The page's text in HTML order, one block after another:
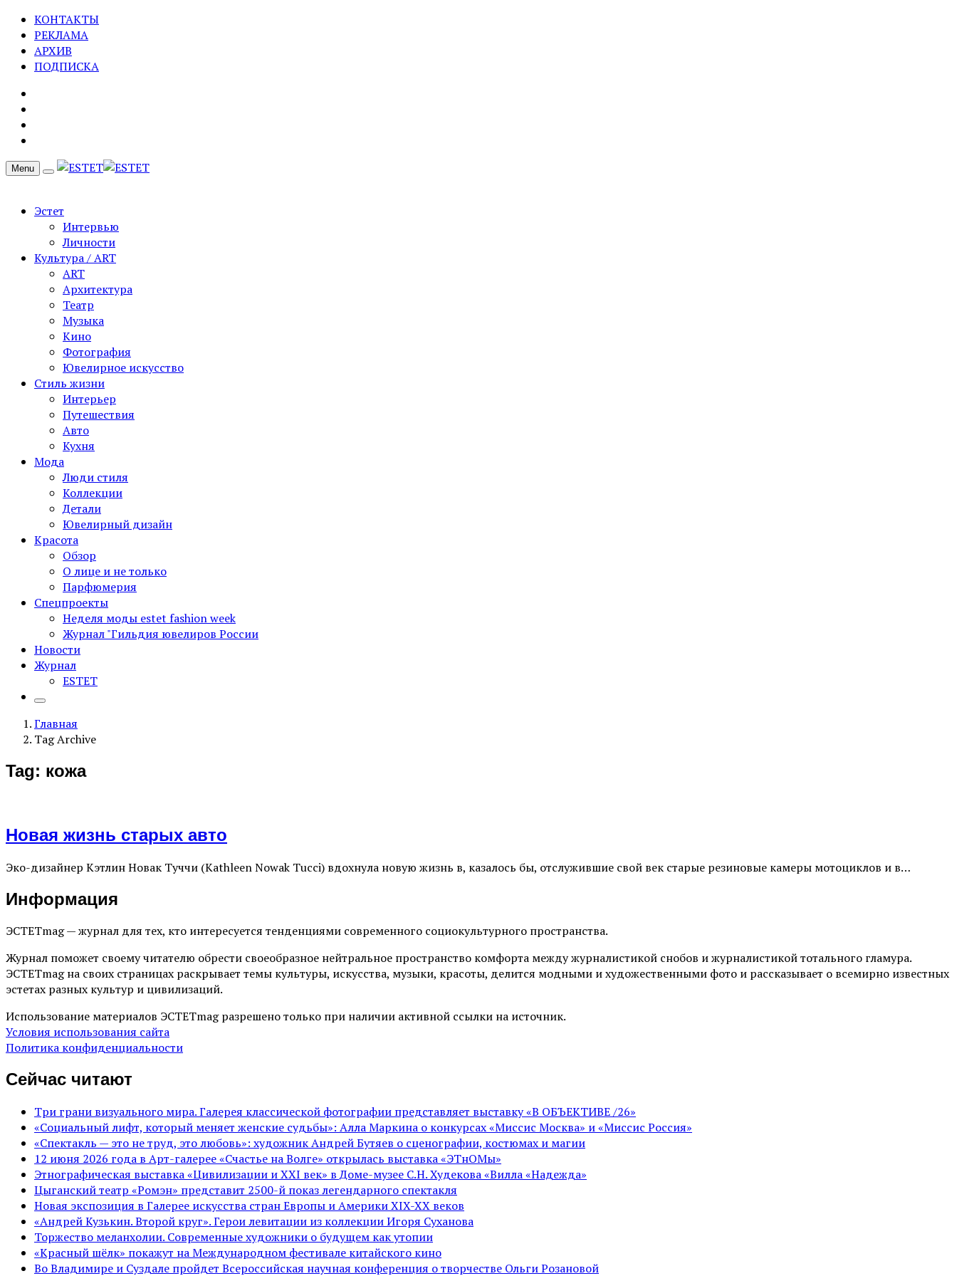
КОНТАКТЫ
РЕКЛАМА
АРХИВ
ПОДПИСКА
Menu
Эстет
Интервью
Личности
Культура / ART
ART
Архитектура
Театр
Музыка
Кино
Фотография
Ювелирное искусство
Стиль жизни
Интерьер
Путешествия
Авто
Кухня
Мода
Люди стиля
Коллекции
Детали
Ювелирный дизайн
Красота
Обзор
О лице и не только
Парфюмерия
Спецпроекты
Неделя моды estet fashion week
Журнал "Гильдия ювелиров России
Новости
Журнал
ESTET
Главная
Tag Archive
Tag: кожа
Новая жизнь старых авто
Эко-дизайнер Кэтлин Новак Туччи (Kathleen Nowak Tucci) вдохнула новую жизнь в, казалось бы, отслужившие свой век старые резиновые камеры мотоциклов и в…
Информация
ЭСТЕТmag — журнал для тех, кто интересуется тенденциями современного социокультурного пространства.
Журнал поможет своему читателю обрести своеобразное нейтральное пространство комфорта между журналистикой снобов и журналистикой тотального гламура.
ЭСТЕТmag на своих страницах раскрывает темы культуры, искусства, музыки, красоты, делится модными и художественными фото и рассказывает о всемирно известных
эстетах разных культур и цивилизаций.
Использование материалов ЭСТЕТmag разрешено только при наличии активной ссылки на источник.
Условия использования сайта
Политика конфиденциальности
Сейчас читают
Три грани визуального мира. Галерея классической фотографии представляет выставку «В ОБЪЕКТИВЕ /26»
«Социальный лифт, который меняет женские судьбы»: Алла Маркина о конкурсах «Миссис Москва» и «Миссис Россия»
«Спектакль — это не труд, это любовь»: художник Андрей Бутяев о сценографии, костюмах и магии
12 июня 2026 года в Арт-галерее «Счастье на Волге» открылась выставка «ЭТнОМы»
Этнографическая выставка «Цивилизации и ХХI век» в Доме-музее С.Н. Худекова «Вилла «Надежда»
Цыганский театр «Ромэн» представит 2500-й показ легендарного спектакля
Новая экспозиция в Галерее искусства стран Европы и Америки XIX-XX веков
«Андрей Кузькин. Второй круг». Герои левитации из коллекции Игоря Суханова
Торжество меланхолии. Современные художники о будущем как утопии
«Красный шёлк» покажут на Международном фестивале китайского кино
Во Владимире и Суздале пройдет Всероссийская научная конференция о творчестве Ольги Розановой